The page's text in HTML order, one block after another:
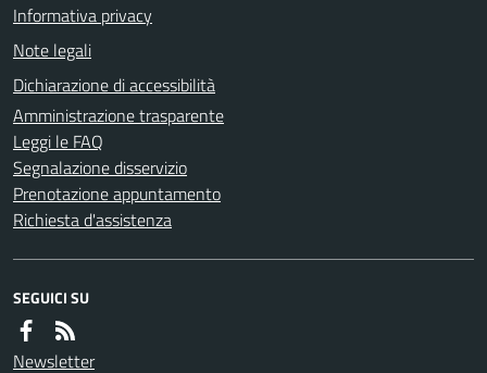
Informativa privacy
Note legali
Dichiarazione di accessibilità
Amministrazione trasparente
Leggi le FAQ
Segnalazione disservizio
Prenotazione appuntamento
Richiesta d'assistenza
SEGUICI SU
Newsletter